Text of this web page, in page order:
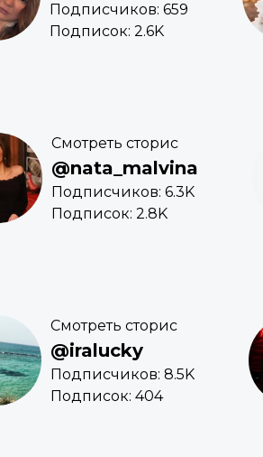
Подписчиков: 659
Подписок: 2.6K
Смотреть сторис
@nata_malvina
Подписчиков: 6.3K
Подписок: 2.8K
Смотреть сторис
@iralucky
Подписчиков: 8.5K
Подписок: 404